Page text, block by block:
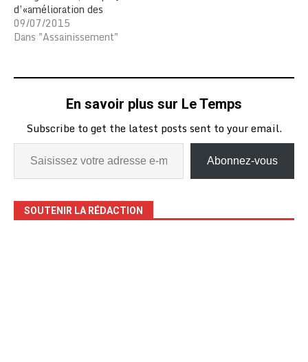
d’«amélioration des
conditions d’hygiène et
assainissement» avec
Piloté par la
à relever les défis de
d’assainissement de base,
à la défécation à l’air
libre, à l’hygiène,…
09/07/2015
Dans "Assainissement"
En savoir plus sur Le Temps
Subscribe to get the latest posts sent to your email.
Abonnez-vous
SOUTENIR LA RÉDACTION